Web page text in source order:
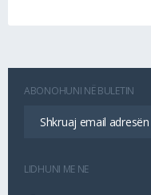
ABONOHUNI NË BULETIN
LIDHUNI ME NE